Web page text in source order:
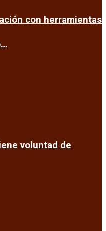
con herramientas
voluntad de